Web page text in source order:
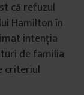
că refuzul
Hamilton în
intenția
de familia
criteriul